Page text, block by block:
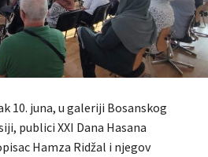
10. juna, u galeriji Bosanskog
publici XXI Dana Hasana
Hamza Ridžal i njegov